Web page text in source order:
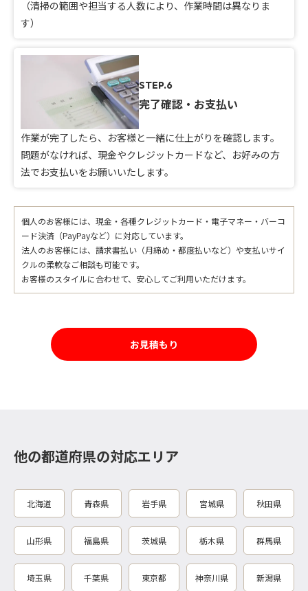
（清掃の範囲や担当する人数により、作業時間は異なりま
す）
STEP.6
完了確認・お支払い
作業が完了したら、お客様と一緒に仕上がりを確認します。
問題がなければ、現金やクレジットカードなど、お好みの方
法でお支払いをお願いいたします。
個人のお客様には、現金・各種クレジットカード・電子マネー・バーコ
ード決済（PayPayなど）に対応しています。
法人のお客様には、請求書払い（月締め・都度払いなど）や支払いサイ
クルの柔軟なご相談も可能です。
お客様のスタイルに合わせて、安心してご利用いただけます。
お見積もり
他の都道府県の対応エリア
北海道 青森県 岩手県 宮城県 秋田県
山形県 福島県 茨城県 栃木県 群馬県
埼玉県 千葉県 東京都 神奈川県 新潟県